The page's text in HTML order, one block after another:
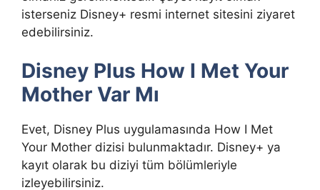
isterseniz Disney+ resmi internet sitesini ziyaret
edebilirsiniz.
Disney Plus How I Met Your
Mother Var Mı
Evet, Disney Plus uygulamasında How I Met
Your Mother dizisi bulunmaktadır. Disney+ ya
kayıt olarak bu diziyi tüm bölümleriyle
izleyebilirsiniz.